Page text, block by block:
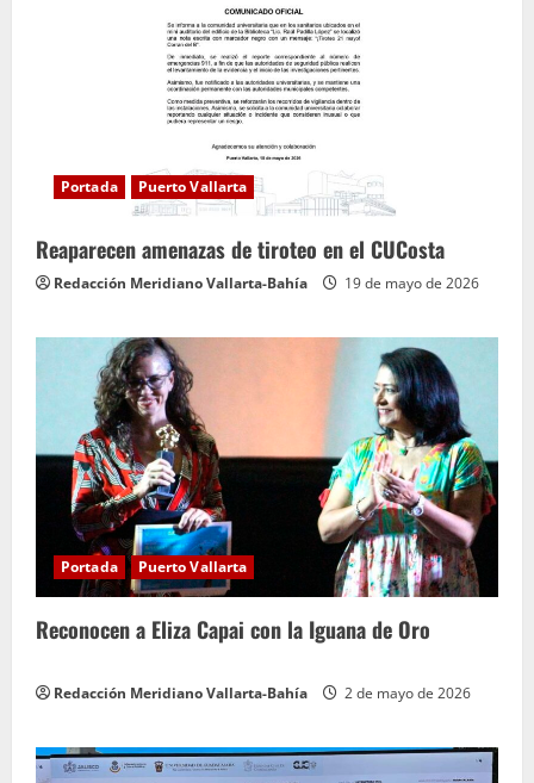
Portada Puerto Vallarta
Reaparecen amenazas de tiroteo en el CUCosta
Redacción Meridiano Vallarta-Bahía 19 de mayo de 2026
Portada Puerto Vallarta
Reconocen a Eliza Capai con la Iguana de Oro
Redacción Meridiano Vallarta-Bahía 2 de mayo de 2026